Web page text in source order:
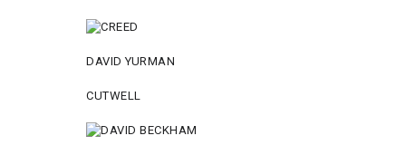
DAVID YURMAN
CUTWELL